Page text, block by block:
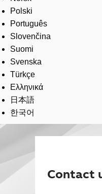
Polski
Português
Slovenčina
Suomi
Svenska
Türkçe
Ελληνικά
日本語
한국어
Contact